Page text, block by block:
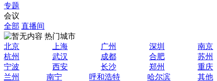
专题
会议
全部 直播间
热门城市
北京
上海 广州 深圳
南京
杭州
武汉 成都 合肥
苏州
宁波
西安 长沙 郑州
重庆
兰州
南宁 呼和浩特 哈尔滨
其他